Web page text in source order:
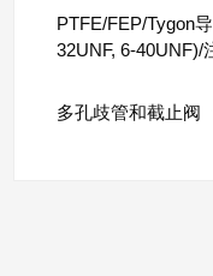
PTFE/FEP/Tygon
32UNF, 6-40UNF)/
多孔歧管和截止阀